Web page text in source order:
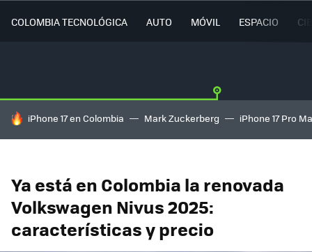
COLOMBIA TECNOLÓGICA AUTO MÓVIL ESPACIO
HOY SE HABLA DE
iPhone 17 en Colombia Mark Zuckerberg iPhone 17 Pro
Ya está en Colombia la renovada
Volkswagen Nivus 2025:
características y precio